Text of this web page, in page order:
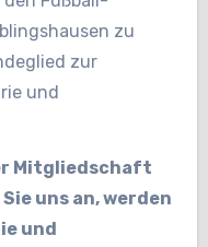
zu
zur
und
Mitgliedschaft
uns an, werden
und